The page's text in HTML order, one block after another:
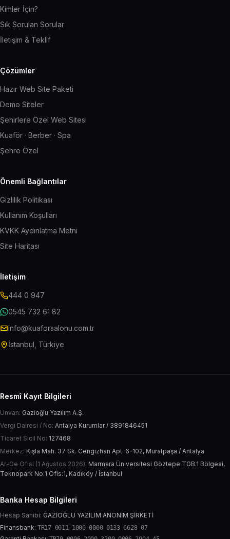
Kimler İçin?
Sık Sorulan Sorular
İletişim & Teklif
Çözümler
Hazır Web Site Paketi
Demo Siteler
Şehirlere Özel Web Sitesi
Kuaför · Berber · Spa
Şehre Özel
Önemli Bağlantılar
Gizlilik Politikası
Kullanım Koşulları
KVKK Aydınlatma Metni
Site Haritası
İletişim
444 0 947
0545 732 61 82
info@kuaforsalonu.com.tr
İstanbul, Türkiye
Resmî Kayıt Bilgileri
Unvan: Gazioğlu Yazılım A.Ş.
Vergi Dairesi / No: Antalya Kurumlar / 3891846451
Ticaret Sicil No: 127468
Merkez: Kışla Mah. 37 Sk. Cengizhan Apt. 6-102, Muratpaşa / Antalya
Ar-Ge Ofisi (1 Ağustos 2026): Marmara Üniversitesi Göztepe TGB.1 Bölgesi,
Teknopark No:1 Ofis:1, Kadıköy / İstanbul
Banka Hesap Bilgileri
Hesap Sahibi: GAZİOĞLU YAZILIM ANONİM ŞİRKETİ
Finansbank: TR17 0011 1000 0000 0133 6628 07